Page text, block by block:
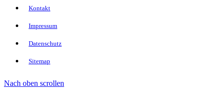
Kontakt
Impressum
Datenschutz
Sitemap
Nach oben scrollen